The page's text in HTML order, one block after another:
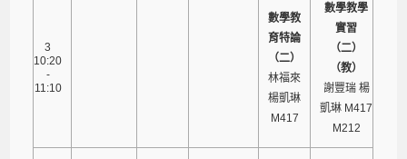
3
10:20
-
11:10
數學教
育特論
（二）
林福來
楊凱琳
M417
數學教學
實習
（二）
（教）
謝豐瑞 楊
凱琳 M417
M212